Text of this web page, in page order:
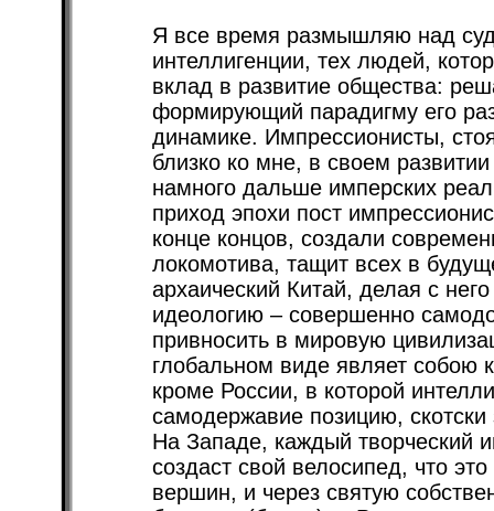
Я все время размышляю над
интеллигенции, тех людей,
вклад в развитие общества:
формирующий парадигму его
динамике. Импрессионисты,
близко ко мне, в своем
намного дальше имперских
приход эпохи пост
конце концов, создали
локомотива, тащит всех в
архаический Китай, делая с
идеологию – совершенно
привносить в мировую
глобальном виде являет собою
кроме России, в которой
самодержавие позицию,
На Западе, каждый творческий
создаст свой велосипед, что
вершин, и через святую